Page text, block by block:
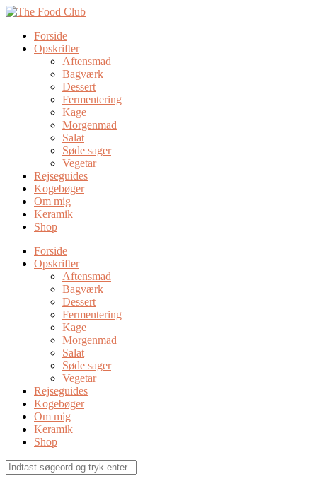
Forside
Opskrifter
Aftensmad
Bagværk
Dessert
Fermentering
Kage
Morgenmad
Salat
Søde sager
Vegetar
Rejseguides
Kogebøger
Om mig
Keramik
Shop
Forside
Opskrifter
Aftensmad
Bagværk
Dessert
Fermentering
Kage
Morgenmad
Salat
Søde sager
Vegetar
Rejseguides
Kogebøger
Om mig
Keramik
Shop